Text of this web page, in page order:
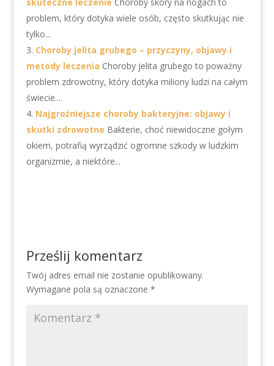
problem, który dotyka wiele osób, często skutkując nie
tylko...
Choroby jelita grubego – przyczyny, objawy i
metody leczenia Choroby jelita grubego to poważny
problem zdrowotny, który dotyka miliony ludzi na całym
świecie....
Najgroźniejsze choroby bakteryjne: objawy i
skutki zdrowotne Bakterie, choć niewidoczne gołym
okiem, potrafią wyrządzić ogromne szkody w ludzkim
organizmie, a niektóre...
Prześlij komentarz
Twój adres email nie zostanie opublikowany.
Wymagane pola są oznaczone *